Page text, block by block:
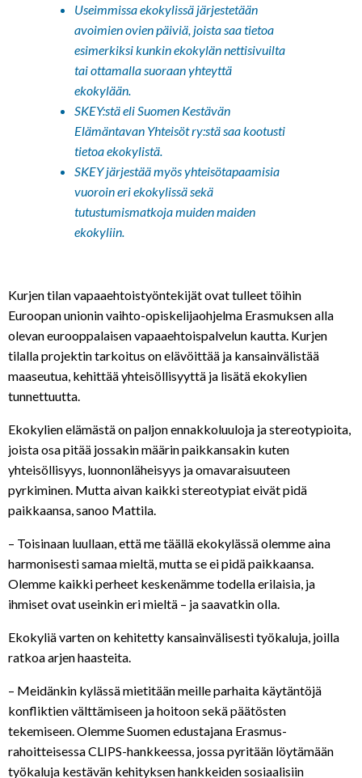
Useimmissa ekokylissä järjestetään
avoimien ovien päiviä, joista saa tietoa
esimerkiksi kunkin ekokylän nettisivuilta
tai ottamalla suoraan yhteyttä
ekokylään.
SKEY:stäeli Suomen Kestävän
Elämäntavan Yhteisöt ry:stä saa kootusti
tietoa ekokylistä.
SKEY järjestää myös yhteisötapaamisia
vuoroin eri ekokylissä sekä
tutustumismatkoja muiden maiden
ekokyliin.
Kurjen tilan vapaaehtoistyöntekijät ovat tulleet töihin
Euroopan unionin vaihto-opiskelijaohjelma Erasmuksen alla
olevan eurooppalaisen vapaaehtoispalvelun kautta. Kurjen
tilalla projektin tarkoitus on elävöittää ja kansainvälistää
maaseutua, kehittää yhteisöllisyyttä ja lisätä ekokylien
tunnettuutta.
Ekokylien elämästä on paljon ennakkoluuloja ja stereotypioita,
joista osa pitää jossakin määrin paikkansakin kuten
yhteisöllisyys, luonnonläheisyys ja omavaraisuuteen
pyrkiminen. Mutta aivan kaikki stereotypiat eivät pidä
paikkaansa, sanoo Mattila.
– Toisinaan luullaan, että me täällä ekokylässä olemme aina
harmonisesti samaa mieltä, mutta se ei pidä paikkaansa.
Olemme kaikki perheet keskenämme todella erilaisia, ja
ihmiset ovat useinkin eri mieltä – ja saavatkin olla.
Ekokyliä varten on kehitetty kansainvälisesti työkaluja, joilla
ratkoa arjen haasteita.
– Meidänkin kylässä mietitään meille parhaita käytäntöjä
konfliktien välttämiseen ja hoitoon sekä päätösten
tekemiseen. Olemme Suomen edustajana Erasmus-
rahoitteisessa CLIPS-hankkeessa, jossa pyritään löytämään
työkaluja kestävän kehityksen hankkeiden sosiaalisiin